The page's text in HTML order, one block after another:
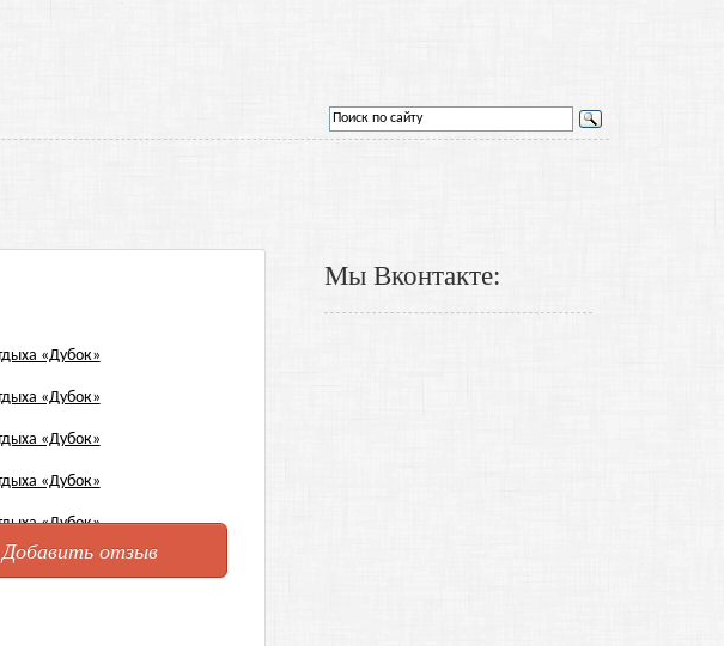
Добавить отзыв
Мы Вконтакте: